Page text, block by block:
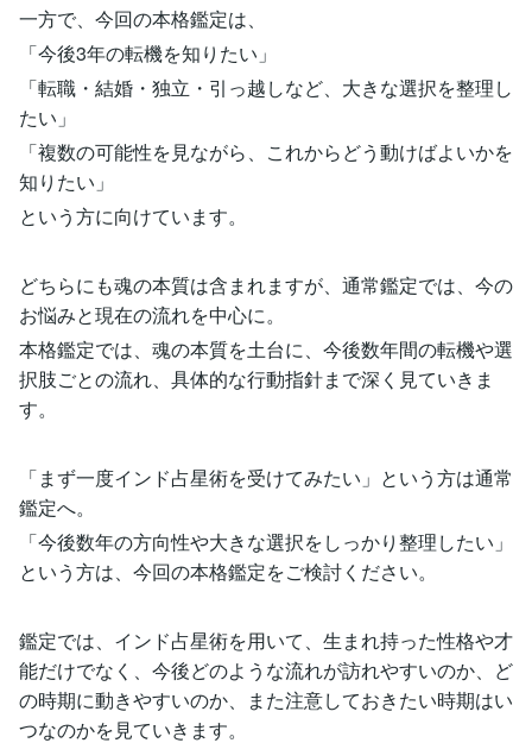
一方で、今回の本格鑑定は、
「今後3年の転機を知りたい」
「転職・結婚・独立・引っ越しなど、大きな選択を整理し
たい」
「複数の可能性を見ながら、これからどう動けばよいかを
知りたい」
という方に向けています。
どちらにも魂の本質は含まれますが、通常鑑定では、今の
お悩みと現在の流れを中心に。
本格鑑定では、魂の本質を土台に、今後数年間の転機や選
択肢ごとの流れ、具体的な行動指針まで深く見ていきま
す。
「まず一度インド占星術を受けてみたい」という方は通常
鑑定へ。
「今後数年の方向性や大きな選択をしっかり整理したい」
という方は、今回の本格鑑定をご検討ください。
鑑定では、インド占星術を用いて、生まれ持った性格や才
能だけでなく、今後どのような流れが訪れやすいのか、ど
の時期に動きやすいのか、また注意しておきたい時期はい
つなのかを見ていきます。